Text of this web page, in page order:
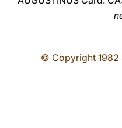
© Copyright 1982